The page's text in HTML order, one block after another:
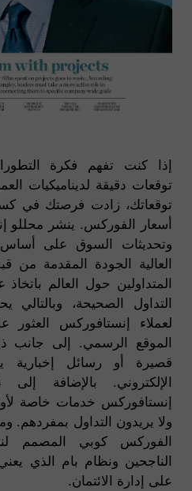
إذا كنت تفهم فكرة
توقعات دقيقة لديناميكيات
توقعاتك، زادت فرصتك في
أسعار الفوركس. ينشر محللو
وتحديثات السوق على
العالية الجودة المقدمة من
المتداولين حول العالم
التداول الصحيحة، وبالتالي
لعملاء إنستافوركس
الموقع الرسمي. إلى جانب
قصيرة أو رسائل إخبارية
الإلكتروني. بالإضافة
إنستافوركس خدمات خاصة
ولا يريدون التداول بمفردهم.
الفوركس كوبي المصمم
الناجحين ونظام بام الذي
على إدارة الائتمان.